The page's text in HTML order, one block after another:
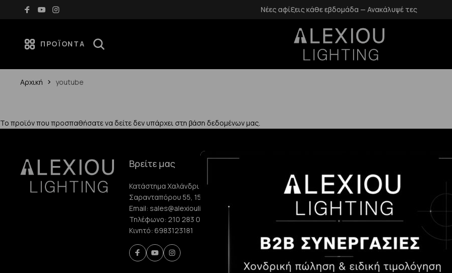
Δωρεάν μεταφορικά για αγορές άνω των 70€ Νέες αφίξεις κάθε εβδομάδα — Ανακάλυψέ τες
ΠΡΟΪΌΝΤΑ
Αρχική youtube
Το προϊόν που προσπαθήσατε να δείτε δεν υπάρχει στη βάση δεδομένων μας.
Βρείτε μας
Κατάστημα Χαλάνδρι:
Σαρανταπόρου 55, 15232, Χαλάνδρι
Email: sales@alexioulighting.gr
Τηλέφωνο: 210 283 0072
Κινητό: 6983123181
Η Εταιρεία μας
Επικοινωνία
Blog
Τρόποι Παραγγελίας
Τρόποι Αποστολής και
Επιστροφές
Προστασία
Δεδομένων
Όροι χρήσης
Cookies
Consent